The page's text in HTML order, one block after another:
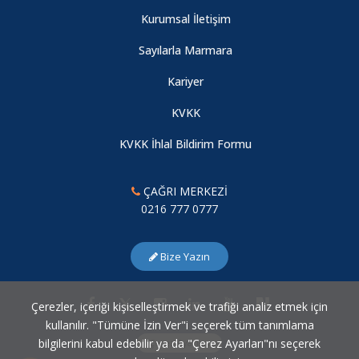
TÖDEB Fintek Çırağı 2024-2025 Akademik Yılı Programı
2.MarmaRUN koşusu
Kurumsal İletişim
Sayılarla Marmara
Kariyer
KVKK
KVKK İhlal Bildirim Formu
ÇAĞRI MERKEZİ
0216 777 0777
Bize Yazın
Çerez Ayarları
Çerezler, içeriği kişiselleştirmek ve trafiği analiz etmek için
kullanılır. "Tümüne İzin Ver"i seçerek tüm tanımlama
bilgilerini kabul edebilir ya da "Çerez Ayarları"nı seçerek